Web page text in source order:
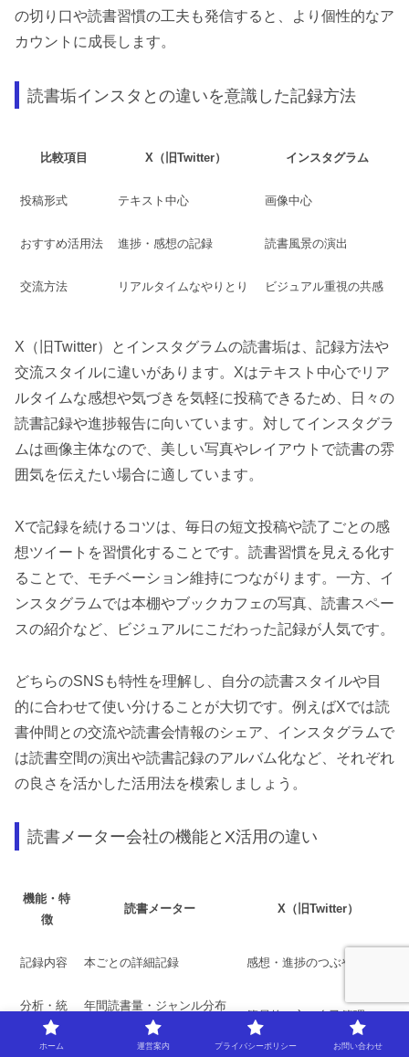
の切り口や読書習慣の工夫も発信すると、より個性的なア
カウントに成長します。
読書垢インスタとの違いを意識した記録方法
比較項目 X（旧Twitter） インスタグラム
投稿形式 テキスト中心 画像中心
おすすめ活用法 進捗・感想の記録 読書風景の演出
交流方法 リアルタイムなやりとり ビジュアル重視の共感
X（旧Twitter）とインスタグラムの読書垢は、記録方法や
交流スタイルに違いがあります。Xはテキスト中心でリア
ルタイムな感想や気づきを気軽に投稿できるため、日々の
読書記録や進捗報告に向いています。対してインスタグラ
ムは画像主体なので、美しい写真やレイアウトで読書の雰
囲気を伝えたい場合に適しています。
Xで記録を続けるコツは、毎日の短文投稿や読了ごとの感
想ツイートを習慣化することです。読書習慣を見える化す
ることで、モチベーション維持につながります。一方、イ
ンスタグラムでは本棚やブックカフェの写真、読書スペー
スの紹介など、ビジュアルにこだわった記録が人気です。
どちらのSNSも特性を理解し、自分の読書スタイルや目
的に合わせて使い分けることが大切です。例えばXでは読
書仲間との交流や読書会情報のシェア、インスタグラムで
は読書空間の演出や読書記録のアルバム化など、それぞれ
の良さを活かした活用法を模索しましょう。
読書メーター会社の機能とX活用の違い
機能・特
徴
読書メーター X（旧Twitter）
記録内容 本ごとの詳細記録 感想・進捗のつぶやき
分析・統
年間読書量・ジャンル分布
簡易的（主に自己管理）
ホーム 運営案内 プライバシーポリシー お問い合わせ